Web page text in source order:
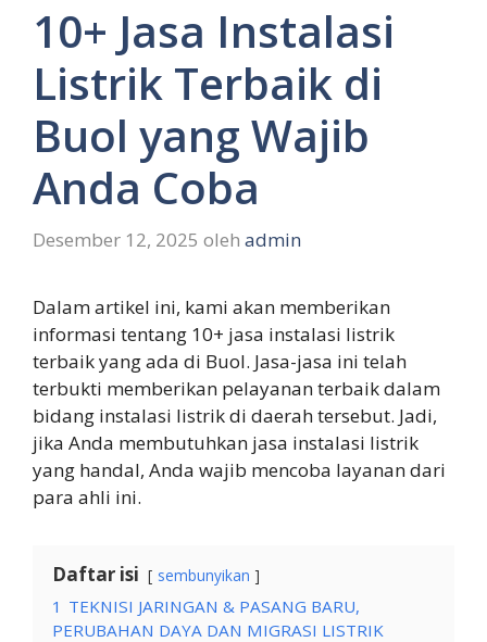
10+ Jasa Instalasi
Listrik Terbaik di
Buol yang Wajib
Anda Coba
Desember 12, 2025 oleh admin
Dalam artikel ini, kami akan memberikan
informasi tentang 10+ jasa instalasi listrik
terbaik yang ada di Buol. Jasa-jasa ini telah
terbukti memberikan pelayanan terbaik dalam
bidang instalasi listrik di daerah tersebut. Jadi,
jika Anda membutuhkan jasa instalasi listrik
yang handal, Anda wajib mencoba layanan dari
para ahli ini.
Daftar isi sembunyikan
1 TEKNISI JARINGAN & PASANG BARU,
PERUBAHAN DAYA DAN MIGRASI LISTRIK